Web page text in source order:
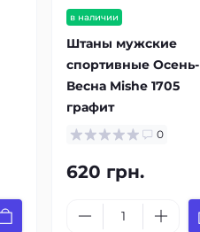
в наличии
Штаны мужские
спортивные Осень-
Весна Mishe 1705
графит
0
620 грн.